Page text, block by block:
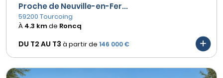
Proche de Neuville-en-Fer...
59200 Tourcoing
À 4.3 kmde Roncq
DU T2 AU T3 à partir de 146 000 €